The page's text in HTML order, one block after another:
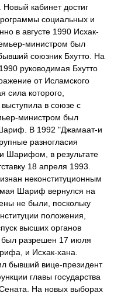
кабинет достиг
социальных и
в августе 1990 Исхак-
министром был
союзник Бхутто. На
руководимая Бхутто
от Исламского
сила которого,
в союзе с
министром был
В 1992 "Джамаат-и
разногласия
Шарифом, в результате
18 апреля 1993.
неконституционным
Шариф вернулся на
не были, поскольку
положения,
высших органов
был разрешен 17 июля
и Исхак-хана.
бывший вице-президент
главы государства
На новых выборах